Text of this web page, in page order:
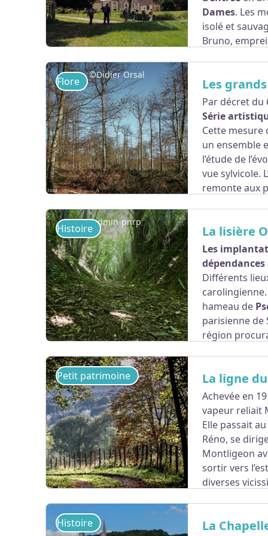
Voir l'image en plein écran
Dames. Les
isolé et
Bruno,
©Didier Orsal
Voir l'image en plein écran
Flore Les
Par décret du
Série
Cette mesure
un ensemble
l’étude de
vue sylvicole.
remonte aux
admin-pnrp
Voir l'image en plein écran
Histoire La lisière
Les
Différents
hameau de
parisienne de
région
Petit patrimoine
La ligne
Achevée en
vapeur reliait
Elle passait
Réno, se
Montligeon
sortir vers
diverses
quelques ouvrages d’art (Ponts à tablier
l’orée de la forêt. (voir Cahier Percheron N°
Histoire La